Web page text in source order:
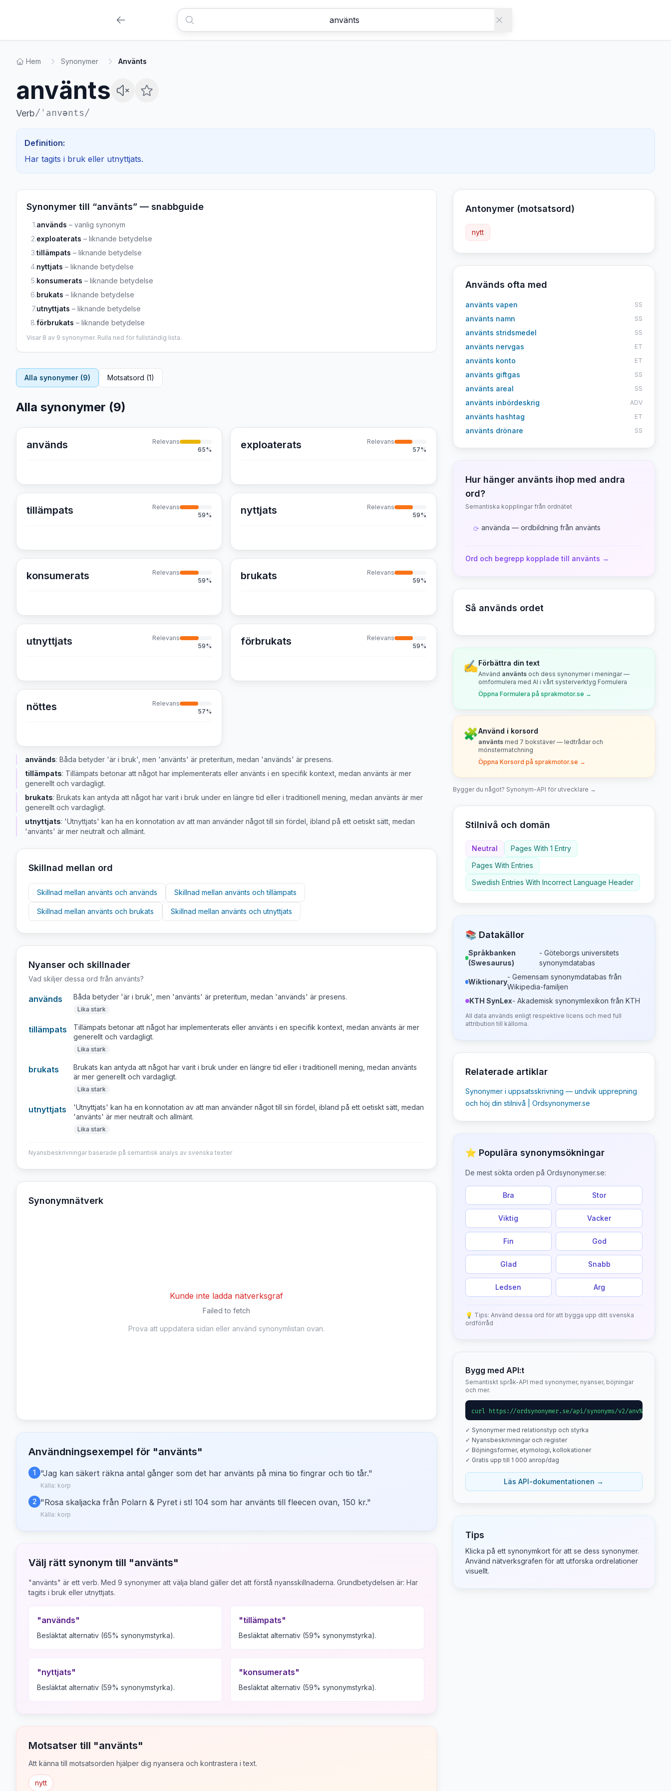
Hem Synonymer Använts
använts
Verb/ ˈanvənts/
Definition:
Har tagits i bruk eller utnyttjats.
Synonymer till “använts” — snabbguide
1.används – vanlig synonym
2.exploaterats – liknande betydelse
3.tillämpats – liknande betydelse
4.nyttjats – liknande betydelse
5.konsumerats – liknande betydelse
6.brukats – liknande betydelse
7.utnyttjats – liknande betydelse
8.förbrukats – liknande betydelse
Visar 8 av 9 synonymer. Rulla ned för fullständig lista.
Alla synonymer (9) Motsatsord (1)
Alla synonymer (9)
används
Relevans
65% exploaterats
Relevans
57%
tillämpats
Relevans
59% nyttjats
Relevans
59%
konsumerats
Relevans
59% brukats
Relevans
59%
utnyttjats
Relevans
59% förbrukats
Relevans
59%
nöttes
Relevans
57%
används: Båda betyder 'är i bruk', men 'använts' är preteritum, medan 'används' är presens.
tillämpats: Tillämpats betonar att något har implementerats eller använts i en specifik kontext, medan använts är mer
generellt och vardagligt.
brukats: Brukats kan antyda att något har varit i bruk under en längre tid eller i traditionell mening, medan använts är mer
generellt och vardagligt.
utnyttjats: 'Utnyttjats' kan ha en konnotation av att man använder något till sin fördel, ibland på ett oetiskt sätt, medan
'använts' är mer neutralt och allmänt.
Skillnad mellan ord
Skillnad mellan använts och används Skillnad mellan använts ochtillämpats
Skillnad mellan använts och brukats Skillnad mellan använts och utnyttjats
Nyanser och skillnader
Vad skiljer dessa ord från använts?
används Båda betyder 'är i bruk', men 'använts' är preteritum, medan 'används' är presens.
Lika stark
tillämpats
Tillämpats betonar att något har implementerats eller använts i en specifik kontext, medan använts är mer
generellt och vardagligt.
Lika stark
brukats
Brukats kan antyda att något har varit i bruk under en längre tid eller i traditionell mening, medan använts
är mer generellt och vardagligt.
Lika stark
utnyttjats
'Utnyttjats' kan ha en konnotation av att man använder något till sin fördel, ibland på ett oetiskt sätt, medan
'använts' är mer neutralt och allmänt.
Lika stark
Nyansbeskrivningar baserade på semantisk analys av svenska texter
Synonymnätverk
Kunde inte ladda nätverksgraf
Failed to fetch
Prova att uppdatera sidan eller använd synonymlistan ovan.
Användningsexempel för "använts"
1 "Jag kan säkert räkna antal gånger som det har använts på mina tio fingrar och tio tår."
Källa: korp
2 "Rosa skaljacka från Polarn & Pyret i stl 104 som har använts till fleecen ovan, 150 kr."
Källa: korp
Välj rätt synonym till "använts"
"använts" är ett verb. Med 9 synonymer att välja bland gäller det att förstå nyansskillnaderna. Grundbetydelsen är: Har
tagits i bruk eller utnyttjats.
"används"
Besläktat alternativ (65% synonymstyrka).
"tillämpats"
Besläktat alternativ (59% synonymstyrka).
"nyttjats"
Besläktat alternativ (59% synonymstyrka).
"konsumerats"
Besläktat alternativ (59% synonymstyrka).
Motsatser till "använts"
Att känna till motsatsorden hjälper dig nyansera och kontrastera i text.
nytt
Antonymer (motsatsord)
nytt
Används ofta med
använts vapen SS
använts namn SS
använts stridsmedel SS
använts nervgas ET
använts konto ET
använts giftgas SS
använts areal SS
använts inbördeskrig ADV
använts hashtag ET
använts drönare SS
Hur hänger använts ihop med andra
ord?
Semantiska kopplingar från ordnätet
⟳ använda — ordbildning från använts
Ord och begrepp kopplade till använts →
Så används ordet
✍️Förbättra din text
Använd använtsoch dess synonymer i meningar —
omformulera med AI i vårt systerverktyg Formulera
Öppna Formulera på sprakmotor.se →
🧩Använd i korsord
använtsmed 7 bokstäver — ledtrådar och
mönstermatchning
Öppna Korsord på sprakmotor.se →
Bygger du något? Synonym-API för utvecklare →
Stilnivå och domän
Neutral
Pages With 1 Entry
Pages With Entries
Swedish Entries With Incorrect Language Header
📚 Datakällor
Språkbanken
(Swesaurus)
- Göteborgs universitets
synonymdatabas
Wiktionary
- Gemensam synonymdatabas från
Wikipedia-familjen
KTH SynLex- Akademisk synonymlexikon från KTH
All data används enligt respektive licens och med full
attribution till källorna.
Relaterade artiklar
Synonymer i uppsatsskrivning — undvik upprepning
och höj din stilnivå | Ordsynonymer.se
⭐ Populära synonymsökningar
De mest sökta orden på Ordsynonymer.se:
Bra Stor
Viktig Vacker
Fin God
Glad Snabb
Ledsen Arg
💡 Tips: Använd dessa ord för att bygga upp ditt svenska
ordförråd
Bygg med API:t
Semantiskt språk-API med synonymer, nyanser, böjningar
och mer.
curl https://ordsynonymer.se/api/synonyms/v2/anv%C3%A4nts
✓ Synonymer med relationstyp och styrka
✓ Nyansbeskrivningar och register
✓ Böjningsformer, etymologi, kollokationer
✓ Gratis upp till 1 000 anrop/dag
Läs API-dokumentationen →
Tips
Klicka på ett synonymkort för att se dess synonymer.
Använd nätverksgrafen för att utforska ordrelationer
visuellt.